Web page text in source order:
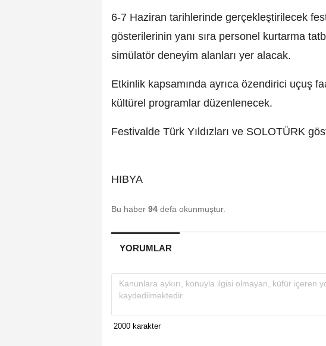
6-7 Haziran tarihlerinde gerçekleştirilecek
gösterilerinin yanı sıra personel kurtarma
simülatör deneyim alanları yer alacak.
Etkinlik kapsamında ayrıca özendirici uçuş
kültürel programlar düzenlenecek.
Festivalde Türk Yıldızları ve SOLOTÜRK
HIBYA
Bu haber 94 defa okunmuştur.
YORUMLAR